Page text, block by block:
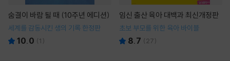
숨결이 바람 될 때 (10주년 에디션)
세계를 감동시킨 생의 기록 한정판
10.0 (1 )
임신 출산 육아 대백과 최신개정판
초보 부모를 위한 육아 바이블
8.7 ( 27)